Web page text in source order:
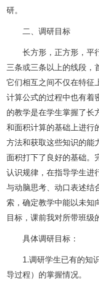
研。
二、调研目标
长方形，正方形，平
三条或三条以上的线段，
它们相互之间不仅在特征
计算公式的过程中也有着
的教学是在学生掌握了长
和面积计算的基础上进行
方法和获取这些知识的能
面积打下了良好的基础。
认识规律，在指导学生进
与动脑思考、动口表述结
索，确定教学中能以未知
目标，课前我对所带班级
具体调研目标：
1.调研学生已有的知
导过程）的掌握情况。